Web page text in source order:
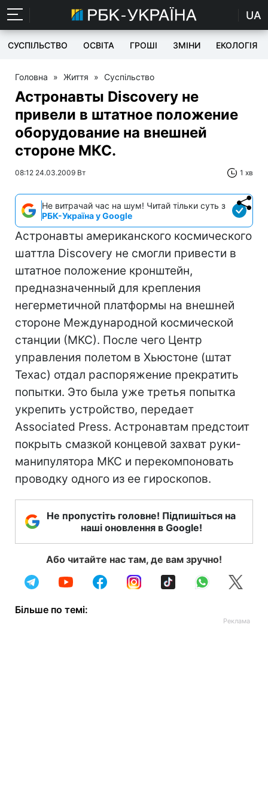
UA
СУСПІЛЬСТВО ОСВІТА ГРОШІ ЗМІНИ ЕКОЛОГІЯ
Головна » Життя » Суспільство
Астронавты Discovery не
привели в штатное положение
оборудование на внешней
стороне МКС.
08:12 24.03.2009 Вт 1 хв
Не витрачай час на шум! Читай тільки суть з
РБК-Україна у Google
Астронавты американского космического
шаттла Discovery не смогли привести в
штатное положение кронштейн,
предназначенный для крепления
негерметичной платформы на внешней
стороне Международной космической
станции (МКС). После чего Центр
управления полетом в Хьюстоне (штат
Техас) отдал распоряжение прекратить
попытки. Это была уже третья попытка
укрепить устройство, передает
Associated Press. Астронавтам предстоит
покрыть смазкой концевой захват руки-
манипулятора МКС и перекомпоновать
проводку одного из ее гироскопов.
Не пропустіть головне! Підпишіться на
наші оновлення в Google!
Або читайте нас там, де вам зручно!
Більше по темі: